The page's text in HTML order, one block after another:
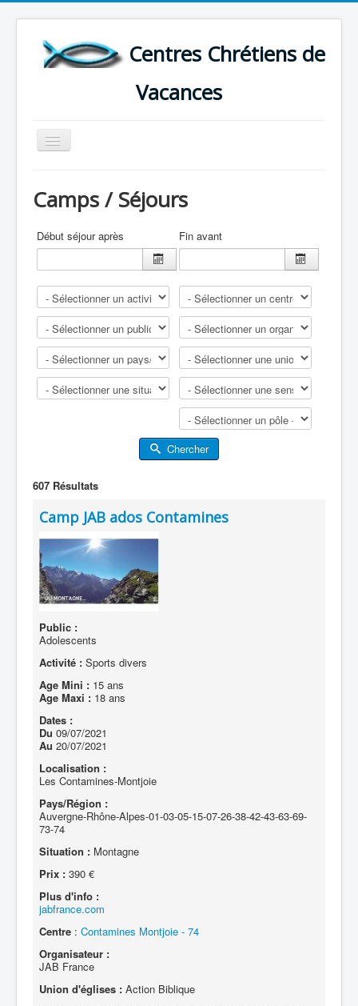
Centres Chrétiens de
Vacances
Basculer
la
CARTE DES CENTRES DE VACANCES .
LISTE DES SEJOURS DE VACANCES 2026
Camps / Séjours
Début séjour après Fin avant
Chercher
607 Résultats
Camp JAB ados Contamines
Public :
Adolescents
Activité : Sports divers
Age Mini : 15 ans
Age Maxi : 18 ans
Dates :
Du 09/07/2021
Au 20/07/2021
Localisation :
Les Contamines-Montjoie
Pays/Région :
Auvergne-Rhône-Alpes-01-03-05-15-07-26-38-42-43-63-69-
73-74
Situation : Montagne
Prix : 390 €
Plus d'info :
jabfrance.com
Centre : Contamines Montjoie - 74
Organisateur :
JAB France
Union d'églises : Action Biblique